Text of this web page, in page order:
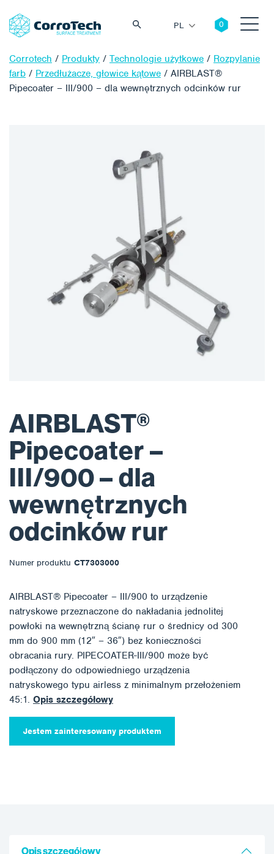
PL
Corrotech / Produkty / Technologie użytkowe / Rozpylanie
farb / Przedłużacze, głowice kątowe / AIRBLAST®
Pipecoater – III/900 – dla wewnętrznych odcinków rur
AIRBLAST®
Pipecoater –
III/900 – dla
wewnętrznych
odcinków rur
Numer produktu CT7303000
AIRBLAST® Pipecoater – III/900 to urządzenie
natryskowe przeznaczone do nakładania jednolitej
powłoki na wewnętrzną ścianę rur o średnicy od 300
mm do 900 mm (12″ – 36″) bez konieczności
obracania rury. PIPECOATER-III/900 może być
podłączony do odpowiedniego urządzenia
natryskowego typu airless z minimalnym przełożeniem
45:1. Opis szczegółowy
Jestem zainteresowany produktem
Opis szczegółowy